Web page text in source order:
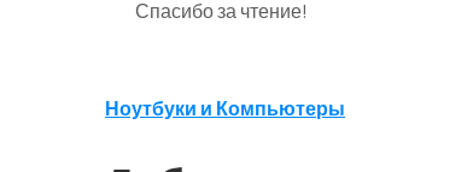
Спасибо за чтение!
Навигация
по
Ноутбуки и Компьютеры